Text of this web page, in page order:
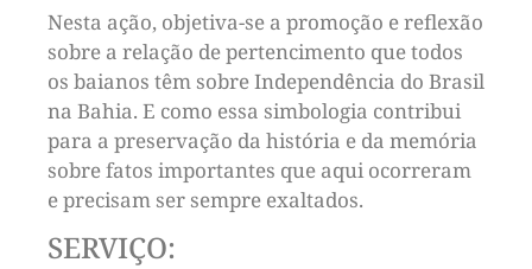
Nesta ação, objetiva-se a promoção e reflexão
sobre a relação de pertencimento que todos
os baianos têm sobre Independência do Brasil
na Bahia. E como essa simbologia contribui
para a preservação da história e da memória
sobre fatos importantes que aqui ocorreram
e precisam ser sempre exaltados.
SERVIÇO: